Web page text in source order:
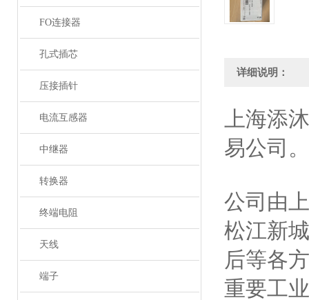
FO连接器
孔式插芯
压接插针
电流互感器
中继器
转换器
终端电阻
天线
端子
详细说明：
上海添
易公司。
公司由
松江新
后等各
重要工